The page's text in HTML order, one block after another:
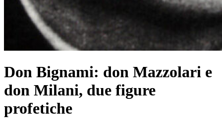
Don Bignami: don Mazzolari e
don Milani, due figure
profetiche